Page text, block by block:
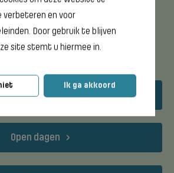
verbeteren en voor
Door gebruik te blijven
site stemt u hiermee in.
Ik ga akkoord
brochure of neem
op via mail of telefoon
opleidingsflyer
Open dagen